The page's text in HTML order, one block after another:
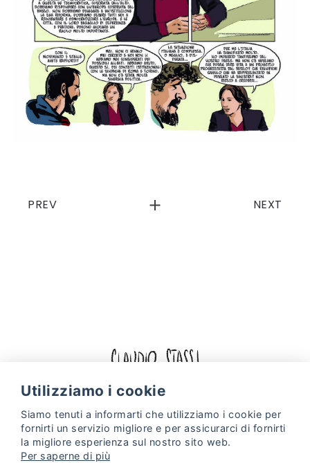
PREV NEXT
Facebook
Politica sui cookie politica sulla riservatezza
Web Design & Digital Marketing byProjectes a Internet
Utilizziamo i cookie
Siamo tenuti a informarti che utilizziamo i cookie per
fornirti un servizio migliore e per assicurarci di fornirti
la migliore esperienza sul nostro sito web.
Per saperne di più